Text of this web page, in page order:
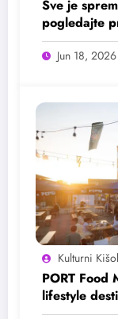
Sve je
pogledajte
Jun 18, 2026
Kulturni
PORT Food
lifestyle